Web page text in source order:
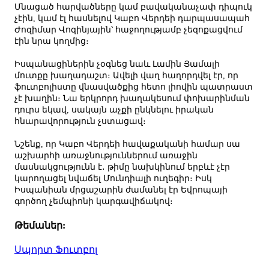
Մնացած հարվածները կամ բավականաչափ դիպուկ
չէին, կամ էլ հասնելով Կաբո Վերդեի դարպասապահ
Ժոզիմար Վոզինյային՝ հաջողությամբ չեզոքացվում
էին նրա կողմից։
Իսպանացիներին չօգնեց նաև Լամին Յամալի
մուտքը խաղադաշտ։ Ավելի վաղ հաղորդվել էր, որ
ֆուտբոլիստը վնասվածքից հետո լիովին պատրաստ
չէ խաղին։ Նա երկրորդ խաղակեսում փոխարինման
դուրս եկավ, սակայն աչքի ընկնելու իրական
հնարավորություն չստացավ։
Նշենք, որ Կաբո Վերդեի հավաքականի համար սա
աշխարհի առաջնություններում առաջին
մասնակցությունն է․ թիմը նախկինում երբևէ չէր
կարողացել նվաճել Մունդիալի ուղեգիր։ Իսկ
Իսպանիան մրցաշարին ժամանել էր Եվրոպայի
գործող չեմպիոնի կարգավիճակով։
Թեմաներ:
Սպորտ Ֆուտբոլ